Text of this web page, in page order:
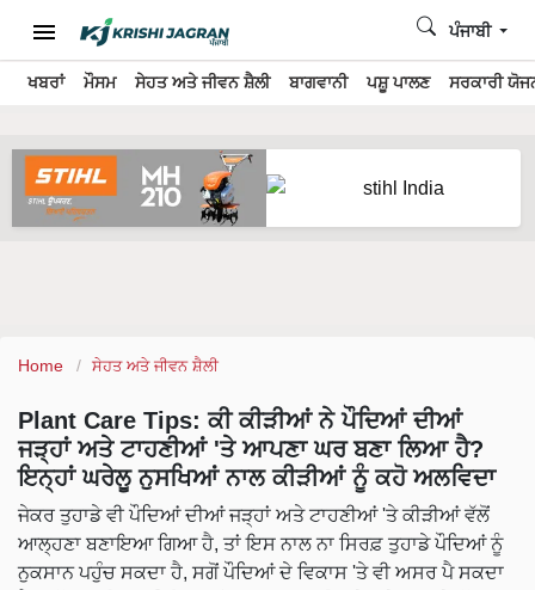
ਖਬਰਾਂ ਮੌਸਮ ਸੇਹਤ ਅਤੇ ਜੀਵਨ ਸ਼ੈਲੀ ਬਾਗਵਾਨੀ ਪਸ਼ੂ ਪਾਲਣ ਸਰਕਾਰੀ
ਪੰਜਾਬੀ
Home ਸੇਹਤ ਅਤੇ ਜੀਵਨ ਸ਼ੈਲੀ
Plant Care Tips: ਕੀ ਕੀੜੀਆਂ ਨੇ ਪੌਦਿਆਂ ਦੀਆਂ
ਜੜ੍ਹਾਂ ਅਤੇ ਟਾਹਣੀਆਂ 'ਤੇ ਆਪਣਾ ਘਰ ਬਣਾ ਲਿਆ ਹੈ?
ਇਨ੍ਹਾਂ ਘਰੇਲੂ ਨੁਸਖਿਆਂ ਨਾਲ ਕੀੜੀਆਂ ਨੂੰ ਕਹੋ ਅਲਵਿਦਾ
ਜੇਕਰ ਤੁਹਾਡੇ ਵੀ ਪੌਦਿਆਂ ਦੀਆਂ ਜੜ੍ਹਾਂ ਅਤੇ ਟਾਹਣੀਆਂ 'ਤੇ ਕੀੜੀਆਂ ਵੱਲੋਂ
ਆਲ੍ਹਣਾ ਬਣਾਇਆ ਗਿਆ ਹੈ, ਤਾਂ ਇਸ ਨਾਲ ਨਾ ਸਿਰਫ਼ ਤੁਹਾਡੇ ਪੌਦਿਆਂ ਨੂੰ
ਨੁਕਸਾਨ ਪਹੁੰਚ ਸਕਦਾ ਹੈ, ਸਗੋਂ ਪੌਦਿਆਂ ਦੇ ਵਿਕਾਸ 'ਤੇ ਵੀ ਅਸਰ ਪੈ ਸਕਦਾ